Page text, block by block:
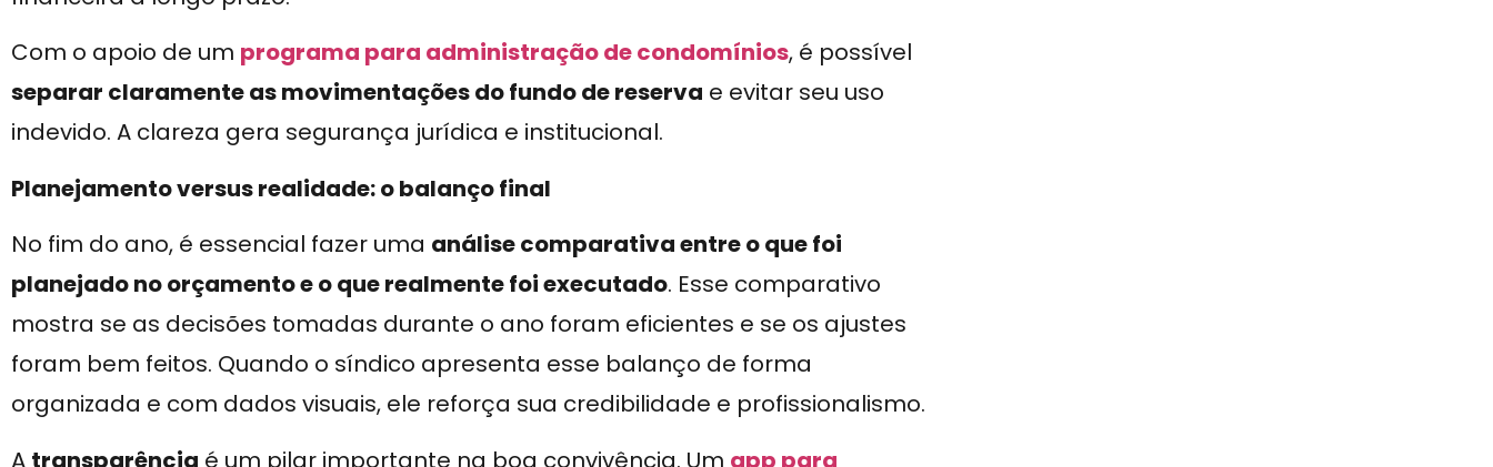
Com o apoio de um programa para administração de condomínios, é possível
separar claramente as movimentações do fundo de reserva e evitar seu uso
indevido. A clareza gera segurança jurídica e institucional.
Planejamento versus realidade: o balanço final
No fim do ano, é essencial fazer uma análise comparativa entre o que foi
planejado no orçamento e o que realmente foi executado. Esse comparativo
mostra se as decisões tomadas durante o ano foram eficientes e se os ajustes
foram bem feitos. Quando o síndico apresenta esse balanço de forma
organizada e com dados visuais, ele reforça sua credibilidade e profissionalismo.
A transparência é um pilar importante na boa convivência. Um app para